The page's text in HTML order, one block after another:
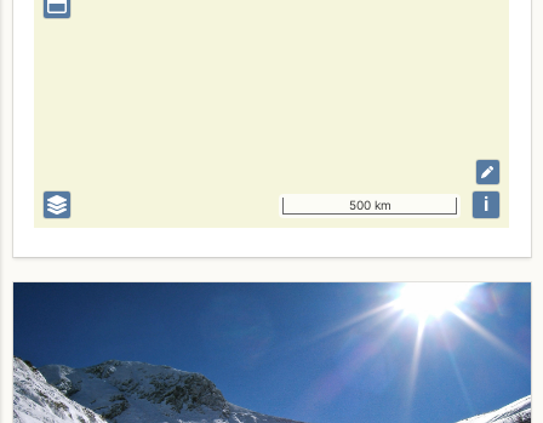
500 km i